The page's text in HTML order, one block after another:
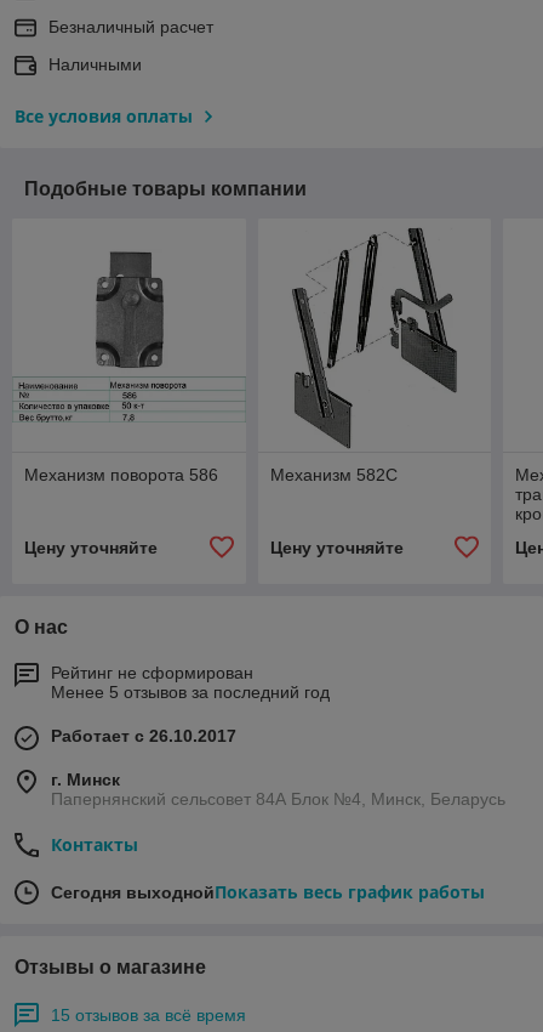
Безналичный расчет
Наличными
Все условия оплаты
Подобные товары компании
Механизм поворота 586
Цену уточняйте
Механизм 582C
Цену уточняйте
О нас
Рейтинг не сформирован
Менее 5 отзывов за последний год
Работает с 26.10.2017
г. Минск
Папернянский сельсовет 84А Блок №4, Минск, Беларусь
Контакты
Сегодня выходнойПоказать весь график работы
Отзывы о магазине
15 отзывов за всё время